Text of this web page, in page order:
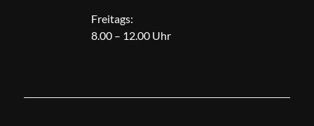
Freitags:
8.00 – 12.00 Uhr